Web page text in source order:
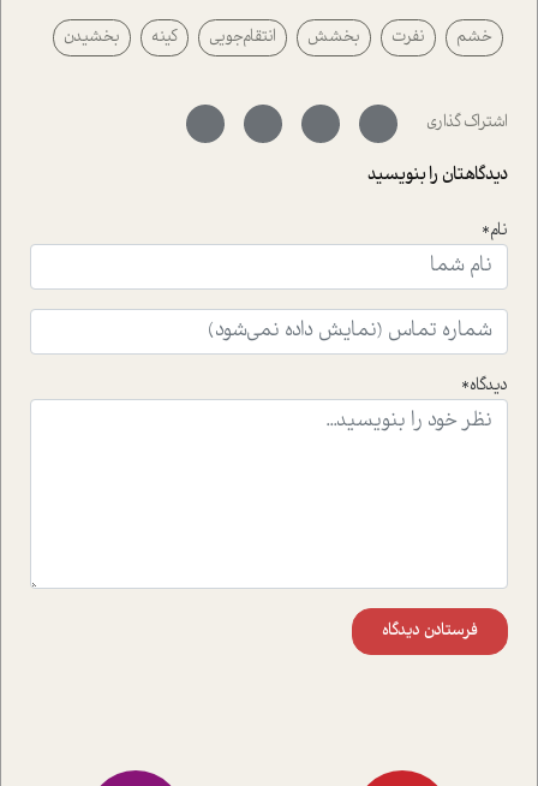
پیرامون آن آشنا می کند.در بخش دو فنجان داغ به سراغ افرادی
رفته ایم که موفقیت را در عمل به اثبات رسانده اند؛ سید
حمیدرضا محتشمی که بیست و پنجمین سال فعالیت حرفه
سر نهاده است و نیز کرامت عزیز زاده؛ سفیر صلح و دوستی که
با رکاب زدن در بیش از هفتاد کشور و کاشتن درخت، به نماد
حمایت از محیط زیست و منابع طبیعی تبدیل گشته
است.فصل روایت اجنبی ها در این شماره به دو موضوع
ای که به زندگی شگفت انگیز جین گودال و تاثیرات کاوش های
ایشان در حوزه ی شامپانزه ها بر زندگی امروزی ما نگاهی
افکنده است.فصل اتاق 333 شما را پای صحبت یک تجربه ی
واقعی در ارتباط با اختلال شخصیت اسکزوئید و مشکلات و نیز
راهکارهای حل آن قرار می دهد که در اتاق درمان اتفاق افتاده
موثرترین راهکارهای استفاده از هوش مصنوعی در حوزه های
خشم نفرت بخشش انتقام‌جویی کینه بخشیدن
اشتراک گذاری
دیدگاهتان را بنویسید
نام*
دیدگاه*
فرستادن دیدگاه